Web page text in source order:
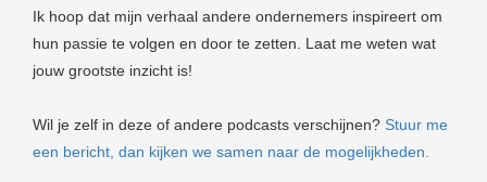
Ik hoop dat mijn verhaal andere ondernemers inspireert om
hun passie te volgen en door te zetten. Laat me weten wat
jouw grootste inzicht is!
Wil je zelf in deze of andere podcasts verschijnen? Stuur me
een bericht, dan kijken we samen naar de mogelijkheden.